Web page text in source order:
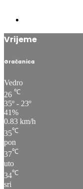
Vrijeme
Gračanica
Vedro
26 ℃
35º - 23º
41%
0.83 km/h
35℃
pon
37℃
uto
34℃
sri